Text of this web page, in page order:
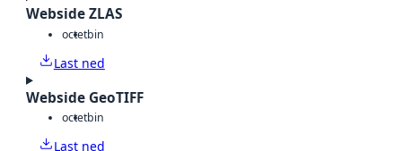
Webside ZLAS
octetbin
Last ned
Webside GeoTIFF
octetbin
Last ned